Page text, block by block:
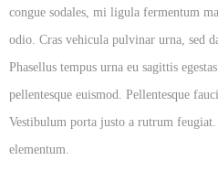
congue sodales, mi ligula fermentum
odio. Cras vehicula pulvinar urna, sed
Phasellus tempus urna eu sagittis
pellentesque euismod. Pellentesque
Vestibulum porta justo a rutrum
elementum.